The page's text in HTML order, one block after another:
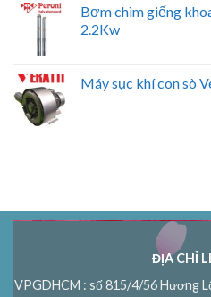
Bơm chìm giếng
2.2Kw
Máy sục khí con sò
ĐỊA CHỈ
VPGDHCM : số 815/4/56 Hương